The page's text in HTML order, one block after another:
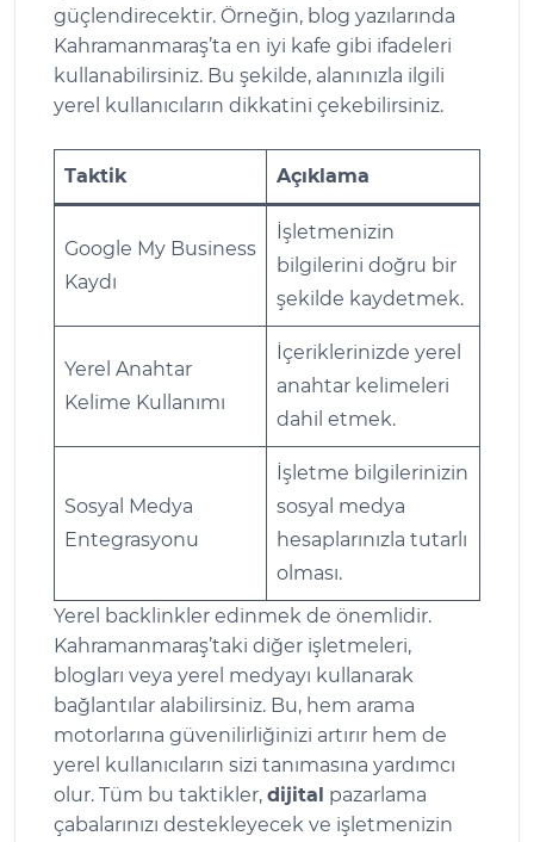
güçlendirecektir. Örneğin, blog yazılarında
Kahramanmaraş’ta en iyi kafe gibi ifadeleri
kullanabilirsiniz. Bu şekilde, alanınızla ilgili
yerel kullanıcıların dikkatini çekebilirsiniz.
Taktik Açıklama
Google My Business
Kaydı
İşletmenizin
bilgilerini doğru bir
şekilde kaydetmek.
Yerel Anahtar
Kelime Kullanımı
İçeriklerinizde yerel
anahtar kelimeleri
dahil etmek.
Sosyal Medya
Entegrasyonu
İşletme bilgilerinizin
sosyal medya
hesaplarınızla tutarlı
olması.
Yerel backlinkler edinmek de önemlidir.
Kahramanmaraş’taki diğer işletmeleri,
blogları veya yerel medyayı kullanarak
bağlantılar alabilirsiniz. Bu, hem arama
motorlarına güvenilirliğinizi artırır hem de
yerel kullanıcıların sizi tanımasına yardımcı
olur. Tüm bu taktikler, dijital pazarlama
çabalarınızı destekleyecek ve işletmenizin